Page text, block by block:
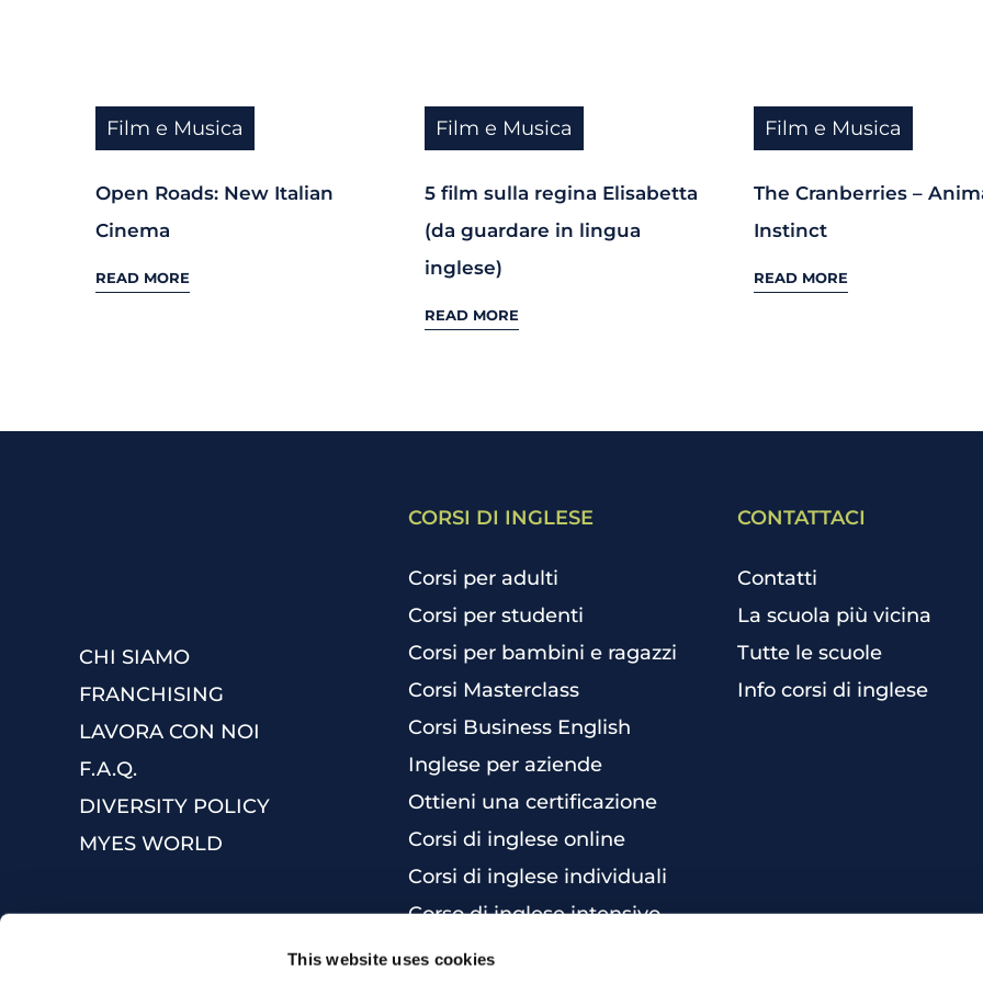
This website uses cookies
Film e Musica
Open Roads: New Italian
Cinema
READ MORE
Film e Musica
5 film sulla regina Elisabetta
(da guardare in lingua
inglese)
READ MORE
Film e Musica
The Cranberries –
Instinct
READ MORE
CHI SIAMO
FRANCHISING
LAVORA CON NOI
F.A.Q.
DIVERSITY POLICY
MYES WORLD
CORSI DI INGLESE
Corsi per adulti
Corsi per studenti
Corsi per bambini e ragazzi
Corsi Masterclass
Corsi Business English
Inglese per aziende
Ottieni una certificazione
Corsi di inglese online
Corsi di inglese individuali
Corso di inglese intensivo
CONTATTACI
Contatti
La scuola più vicina
Tutte le scuole
Info corsi di inglese